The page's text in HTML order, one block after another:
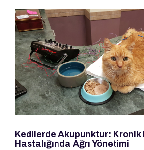
Kedilerde Akupunktur: Kronik
Hastalığında Ağrı Yönetimi